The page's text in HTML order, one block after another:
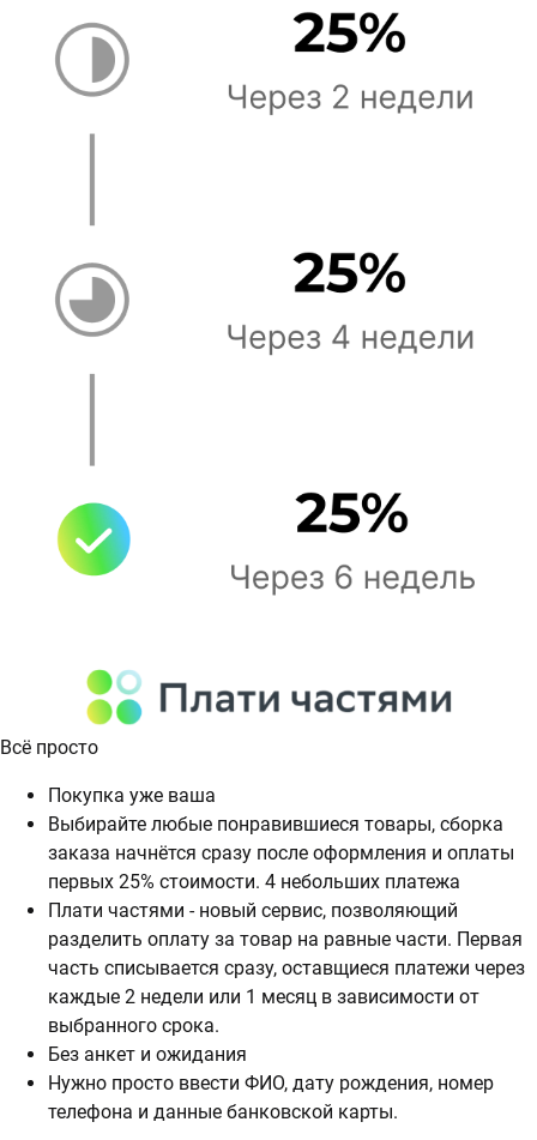
Всё просто
Покупка уже ваша
Выбирайте любые понравившиеся товары, сборка
заказа начнётся сразу после оформления и оплаты
первых 25% стоимости. 4 небольших платежа
Плати частями - новый сервис, позволяющий
разделить оплату за товар на равные части. Первая
часть списывается сразу, оставщиеся платежи через
каждые 2 недели или 1 месяц в зависимости от
выбранного срока.
Без анкет и ожидания
Нужно просто ввести ФИО, дату рождения, номер
телефона и данные банковской карты.